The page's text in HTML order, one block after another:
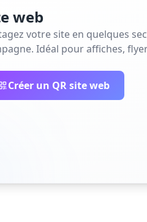
web
votre site en quelques
Idéal pour affiches,
Créer un QR site web